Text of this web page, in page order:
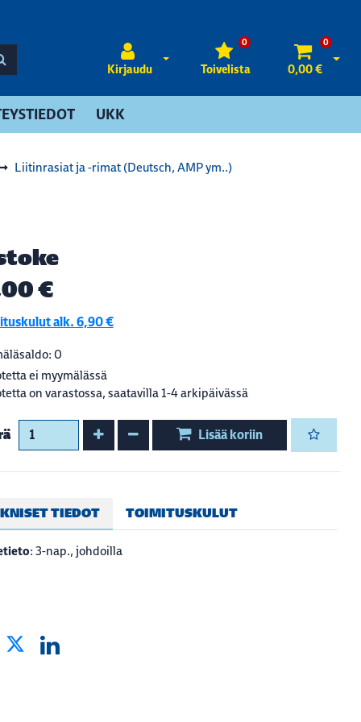
Kirjaudu
Avaa kirjautuminen
Toivelista
0 0
0,00 €
UKK
Liitinrasiat ja -rimat (Deutsch, AMP ym..)
€
alk. 6,90 €
0
ei myymälässä
on varastossa, saatavilla 1-4 arkipäivässä
Kasvata määrää
Vähennä määrääLisää koriin
TIEDOT TOIMITUSKULUT
: 3-nap., johdoilla